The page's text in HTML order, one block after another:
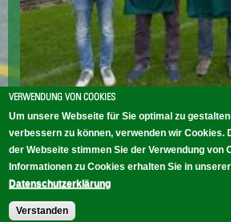
VERWENDUNG VON COOKIES
Um unsere Webseite für Sie optimal zu
verbessern zu können, verwenden wir Cookies.
der Webseite stimmen Sie der Verwendung von
Informationen zu Cookies erhalten Sie in
Datenschutzerklärung
Verstanden